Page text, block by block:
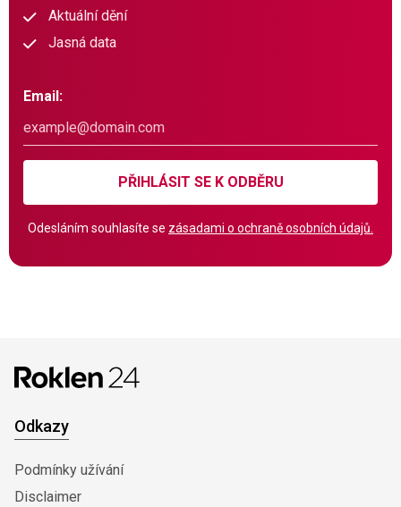
Aktuální dění
Jasná data
Email:
PŘIHLÁSIT SE K ODBĚRU
Odesláním souhlasíte se zásadami o ochraně osobních údajů.
Odkazy
Podmínky užívání
Disclaimer